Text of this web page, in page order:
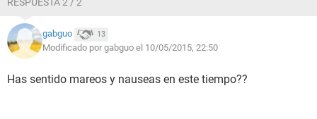
gabguo 13
Modificado por gabguo el 10/05/2015, 22:50
Has sentido mareos y nauseas en este tiempo??